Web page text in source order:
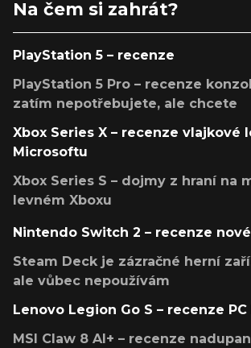
Na čem si zahrát?
PlayStation 5 – recenze
PlayStation 5 Pro – recenze
zatím nepotřebujete, ale chcete
Xbox Series X – recenze vlajkové
Microsoftu
Xbox Series S – dojmy z hraní na
levném Xboxu
Nintendo Switch 2 – recenze
Steam Deck je zázračné herní
ale vůbec nepoužívám
Lenovo Legion Go S – recenze
MSI Claw 8 AI+ – recenze